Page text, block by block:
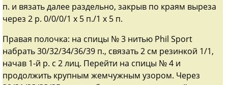
п. и вязать далее раздельно, закрыв по краям выреза
через 2 р. 0/0/0/1 х 5 п./1 х 5 п.
Правая полочка: на спицы № 3 нитью Phil Sport
набрать 30/32/34/36/39 п., связать 2 см резинкой 1/1,
начав 1-й р. с 2 лиц. Перейти на спицы № 4 и
продолжить крупным жемчужным узором. Через